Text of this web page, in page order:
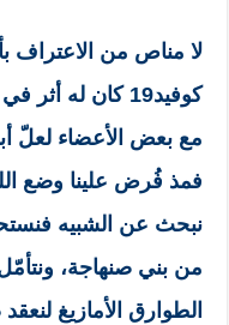
لا مناص من الاعتراف
كوفيد19 كان له
مع بعض الأعضاء لعلّ
فمذ فُرض علينا وضع
نبحث عن الشبيه
من بني صنهاجة،
الطوارق الأمازيغ